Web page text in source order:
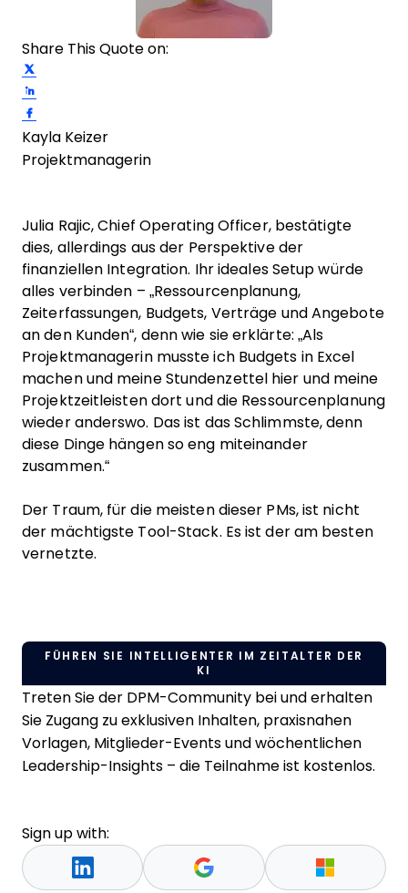
Share This Quote on:
Kayla Keizer
Projektmanagerin
Julia Rajic, Chief Operating Officer, bestätigte
dies, allerdings aus der Perspektive der
finanziellen Integration. Ihr ideales Setup würde
alles verbinden – „Ressourcenplanung,
Zeiterfassungen, Budgets, Verträge und Angebote
an den Kunden“, denn wie sie erklärte: „Als
Projektmanagerin musste ich Budgets in Excel
machen und meine Stundenzettel hier und meine
Projektzeitleisten dort und die Ressourcenplanung
wieder anderswo. Das ist das Schlimmste, denn
diese Dinge hängen so eng miteinander
zusammen.“
Der Traum, für die meisten dieser PMs, ist nicht
der mächtigste Tool-Stack. Es ist der am besten
vernetzte.
FÜHREN SIE INTELLIGENTER IM ZEITALTER DER
KI
Treten Sie der DPM-Community bei und erhalten
Sie Zugang zu exklusiven Inhalten, praxisnahen
Vorlagen, Mitglieder-Events und wöchentlichen
Leadership-Insights – die Teilnahme ist kostenlos.
Sign up with: